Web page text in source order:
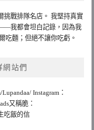
挑戰排隊名店。 我堅持真實
我都會坦白記錄，因為我
吃麵；但絕不讓你吃虧。
網站們
Instagram：
又稱脆：
吃飯的信